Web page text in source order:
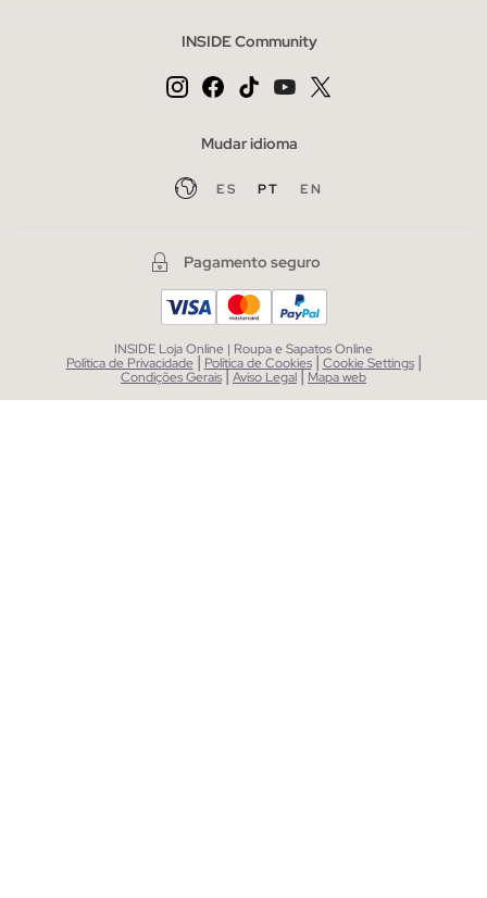
INSIDE Community
Mudar idioma
ES PT EN
Pagamento seguro
INSIDE Loja Online | Roupa e Sapatos Online
Política de Privacidade | Política de Cookies | Cookie Settings |
Condições Gerais|Aviso Legal| Mapa web